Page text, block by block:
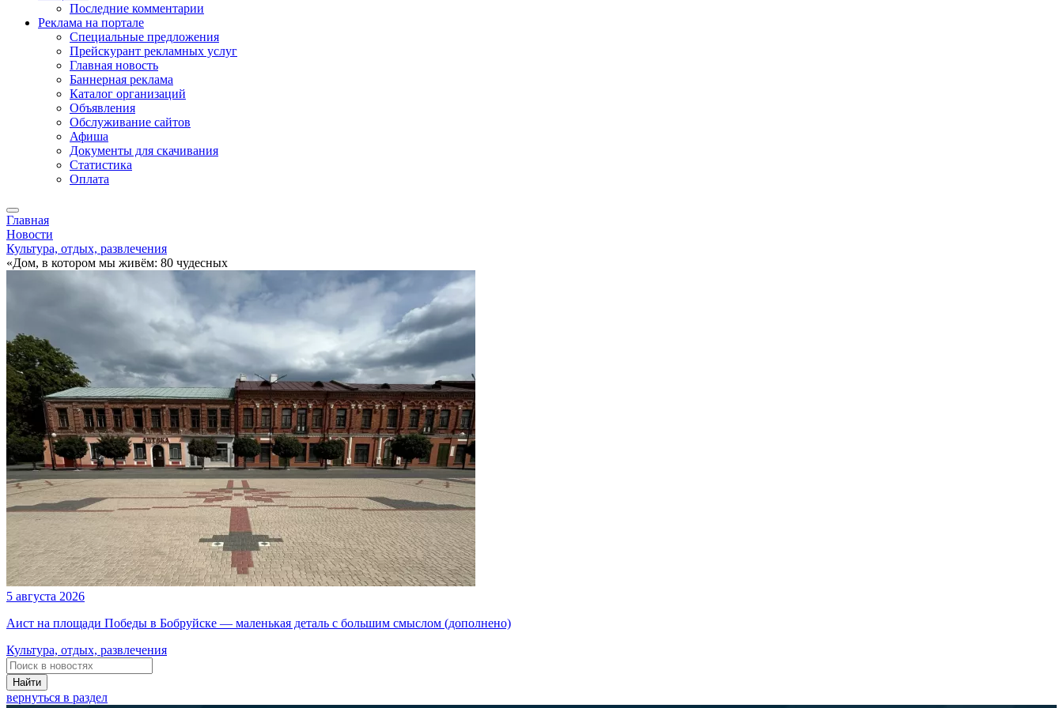
Последние комментарии
Реклама на портале
Специальные предложения
Прейскурант рекламных услуг
Главная новость
Баннерная реклама
Каталог организаций
Объявления
Обслуживание сайтов
Афиша
Документы для скачивания
Статистика
Оплата
Главная
Новости
Культура, отдых, развлечения
«Дом, в котором мы живём: 80 чудесных
5 августа 2026
Аист на площади Победы в Бобруйске — маленькая деталь с большим смыслом (дополнено)
Культура, отдых, развлечения
Найти
вернуться в раздел